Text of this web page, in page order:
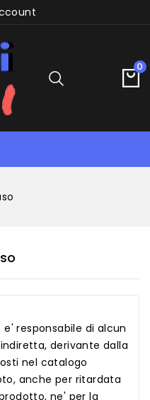
0
e' responsabile di alcun
derivante dalla
nel catalogo
anche per ritardata
ne' per la